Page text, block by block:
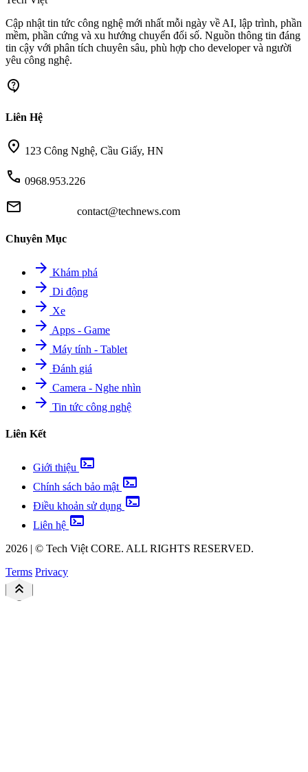
Cập nhật tin tức công nghệ mới nhất mỗi ngày về AI, lập trình, phần
mềm, phần cứng và xu hướng chuyển đổi số. Nguồn thông tin đáng
tin cậy với phân tích chuyên sâu, phù hợp cho developer và người
yêu công nghệ.
contact_support
Liên Hệ
location_on 123 Công Nghệ, Cầu Giấy, HN
call 0968.953.226
mail contact@technews.com
Chuyên Mục
arrow_forward Khám phá
arrow_forward Di động
arrow_forward Xe
arrow_forward Apps - Game
arrow_forward Máy tính - Tablet
arrow_forward Đánh giá
arrow_forward Camera - Nghe nhìn
arrow_forward Tin tức công nghệ
Liên Kết
Giới thiệu terminal
Chính sách bảo mật terminal
Điều khoản sử dụng terminal
Liên hệ terminal
2026 | © Tech ViệtCORE. ALL RIGHTS RESERVED.
Terms Privacy
keyboard_double_arrow_up